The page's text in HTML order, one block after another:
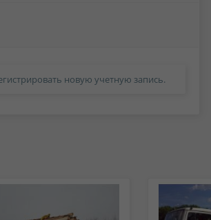
новую учетную запись.